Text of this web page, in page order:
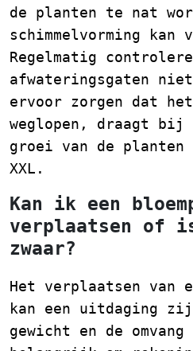
de planten te nat
schimmelvorming kan
Regelmatig
afwateringsgaten
ervoor zorgen dat
weglopen, draagt bij
groei van de planten
XXL.
Kan ik een
verplaatsen of
zwaar?
Het verplaatsen van
kan een uitdaging
gewicht en de